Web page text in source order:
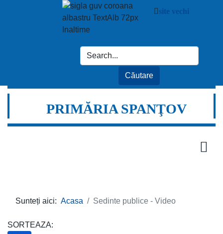
site vechi
PRIMĂRIA SPANŢOV
Sunteți aici: Acasa Sedinte publice - Video
SORTEAZA: